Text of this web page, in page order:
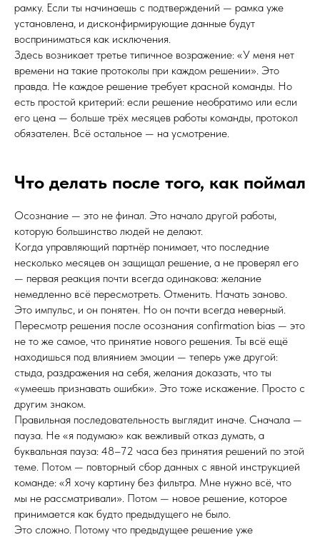
рамку. Если ты начинаешь с подтверждений — рамка уже
установлена, и дисконфирмирующие данные будут
восприниматься как исключения.
Здесь возникает третье типичное возражение: «У меня нет
времени на такие протоколы при каждом решении». Это
правда. Не каждое решение требует красной команды. Но
есть простой критерий: если решение необратимо или если
его цена — больше трёх месяцев работы команды, протокол
обязателен. Всё остальное — на усмотрение.
Что делать после того, как поймал
Осознание — это не финал. Это начало другой работы,
которую большинство людей не делают.
Когда управляющий партнёр понимает, что последние
несколько месяцев он защищал решение, а не проверял его
— первая реакция почти всегда одинакова: желание
немедленно всё пересмотреть. Отменить. Начать заново.
Это импульс, и он понятен. Но он почти всегда неверный.
Пересмотр решения после осознания confirmation bias — это
не то же самое, что принятие нового решения. Ты всё ещё
находишься под влиянием эмоции — теперь уже другой:
стыда, раздражения на себя, желания доказать, что ты
«умеешь признавать ошибки». Это тоже искажение. Просто с
другим знаком.
Правильная последовательность выглядит иначе. Сначала —
пауза. Не «я подумаю» как вежливый отказ думать, а
буквальная пауза: 48–72 часа без принятия решений по этой
теме. Потом — повторный сбор данных с явной инструкцией
команде: «Я хочу картину без фильтра. Мне нужно всё, что
мы не рассматривали». Потом — новое решение, которое
принимается как будто предыдущего не было.
Это сложно. Потому что предыдущее решение уже